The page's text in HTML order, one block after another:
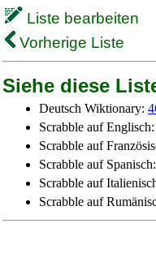
Liste bearbeiten
Vorherige Liste
Siehe diese
Deutsch Wiktionary:
Scrabble auf Englisch:
Scrabble auf
Scrabble auf Spanisch:
Scrabble auf
Scrabble auf